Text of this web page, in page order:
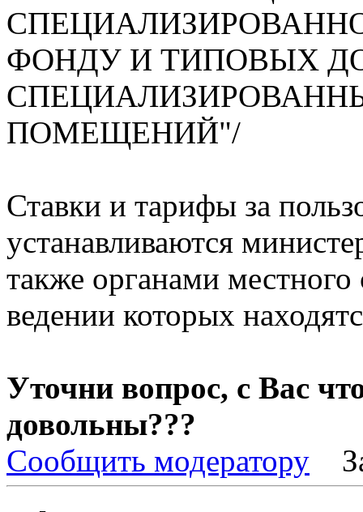
ФОНДУ И ТИПОВЫХ
ПОМЕЩЕНИЙ"/
Ставки и тарифы за
устанавливаются
также органами
ведении которых
Уточни вопрос, с Вас
довольны???
Сообщить модератору